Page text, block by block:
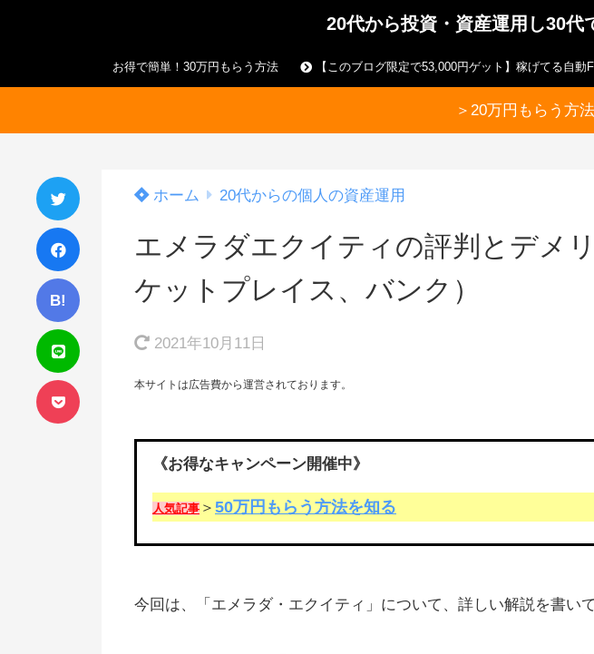
20代から投資・資産運用し30代
お得で簡単！30万円もらう方法 【このブログ限定で53,000円ゲット】稼げてる自動
＞20万円もらう方
B!
ホーム 20代からの個人の資産運用
エメラダエクイティの評判とデメ
ケットプレイス、バンク）
2021年10月11日
本サイトは広告費から運営されております。
《お得なキャンペーン開催中》
人気記事 ＞ 50万円もらう方法を知る
今回は、「エメラダ・エクイティ」について、詳しい解説を書いて